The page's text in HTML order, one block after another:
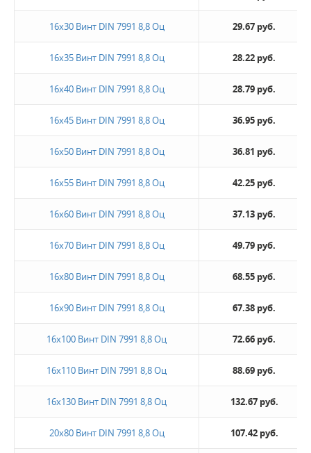
16х30 Винт DIN 7991 8,8 Оц 29.67 руб.
16х35 Винт DIN 7991 8,8 Оц 28.22 руб.
16х40 Винт DIN 7991 8,8 Оц 28.79 руб.
16х45 Винт DIN 7991 8,8 Оц 36.95 руб.
16х50 Винт DIN 7991 8,8 Оц 36.81 руб.
16х55 Винт DIN 7991 8,8 Оц 42.25 руб.
16х60 Винт DIN 7991 8,8 Оц 37.13 руб.
16х70 Винт DIN 7991 8,8 Оц 49.79 руб.
16х80 Винт DIN 7991 8,8 Оц 68.55 руб.
16х90 Винт DIN 7991 8,8 Оц 67.38 руб.
16х100 Винт DIN 7991 8,8 Оц 72.66 руб.
16х110 Винт DIN 7991 8,8 Оц 88.69 руб.
16х130 Винт DIN 7991 8,8 Оц 132.67 руб.
20х80 Винт DIN 7991 8,8 Оц 107.42 руб.